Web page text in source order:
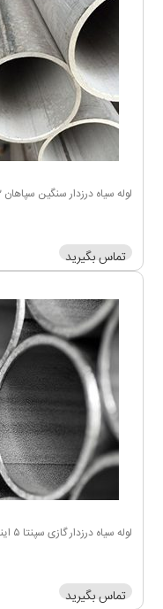
لوله سیاه درزدار سنگین سپاهان ۱/۲ ۱ اینچ
تماس بگیرید
لوله سیاه درزدار گازی سپنتا ۵ اینچ
تماس بگیرید